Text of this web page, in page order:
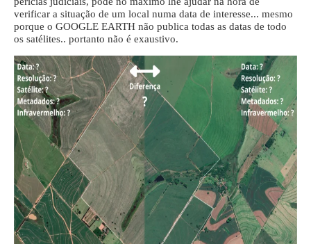
verificar a situação de um local numa data de interesse... mesmo
porque o GOOGLE EARTH não publica todas as datas de todo
os satélites.. portanto não é exaustivo.